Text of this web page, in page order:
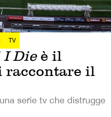
TV
I Dieè il
raccontare il
serie tv che distrugge